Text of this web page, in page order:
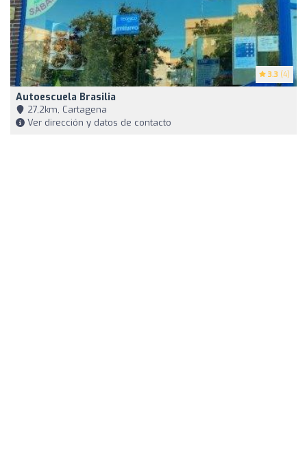
3.3 (4)
Autoescuela Brasilia
27,2km, Cartagena
Ver dirección y datos de contacto